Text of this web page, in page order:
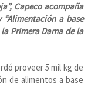
Capeco acompaña
“Alimentación a base
Primera Dama de la
proveer 5 mil kg de
de alimentos a base